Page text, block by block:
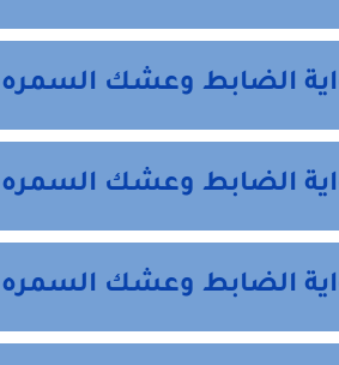
الضابط وعشك السمره
الضابط وعشك السمره
الضابط وعشك